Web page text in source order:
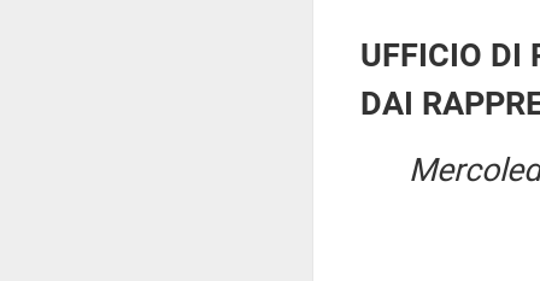
UFFICIO DI
DAI